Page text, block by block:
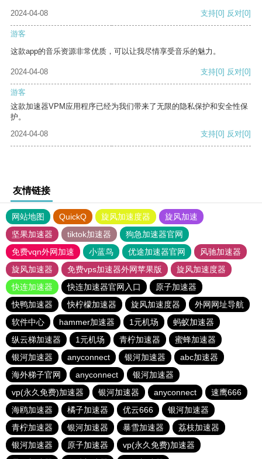
2024-04-08 支持[0] 反对[0]
游客
这款app的音乐资源非常优质，可以让我尽情享受音乐的魅力。
2024-04-08 支持[0] 反对[0]
游客
这款加速器VPM应用程序已经为我们带来了无限的隐私保护和安全性保
护。
2024-04-08
支持[0] 反对[0]
友情链接
网站地图 QuickQ 旋风加速度器
旋风加速
坚果加速器
tiktok加速器
狗急加速器官网
免费vqn外网加速
小蓝鸟 优途加速器官网
风驰加速器
旋风加速器
免费vps加速器外网苹果版
旋风加速度器
快连加速器
快连加速器官网入口
原子加速器
快鸭加速器
快柠檬加速器 旋风加速度器
外网网址导航
软件中心
hammer加速器 1元机场
蚂蚁加速器
纵云梯加速器
1元机场 青柠加速器
蜜蜂加速器
银河加速器
anyconnect 银河加速器
abc加速器
海外梯子官网
anyconnect
银河加速器
vp(永久免费)加速器
银河加速器 anyconnect
速鹰666
海鸥加速器
橘子加速器 优云666
银河加速器
青柠加速器
银河加速器 暴雪加速器
荔枝加速器
银河加速器
原子加速器
vp(永久免费)加速器